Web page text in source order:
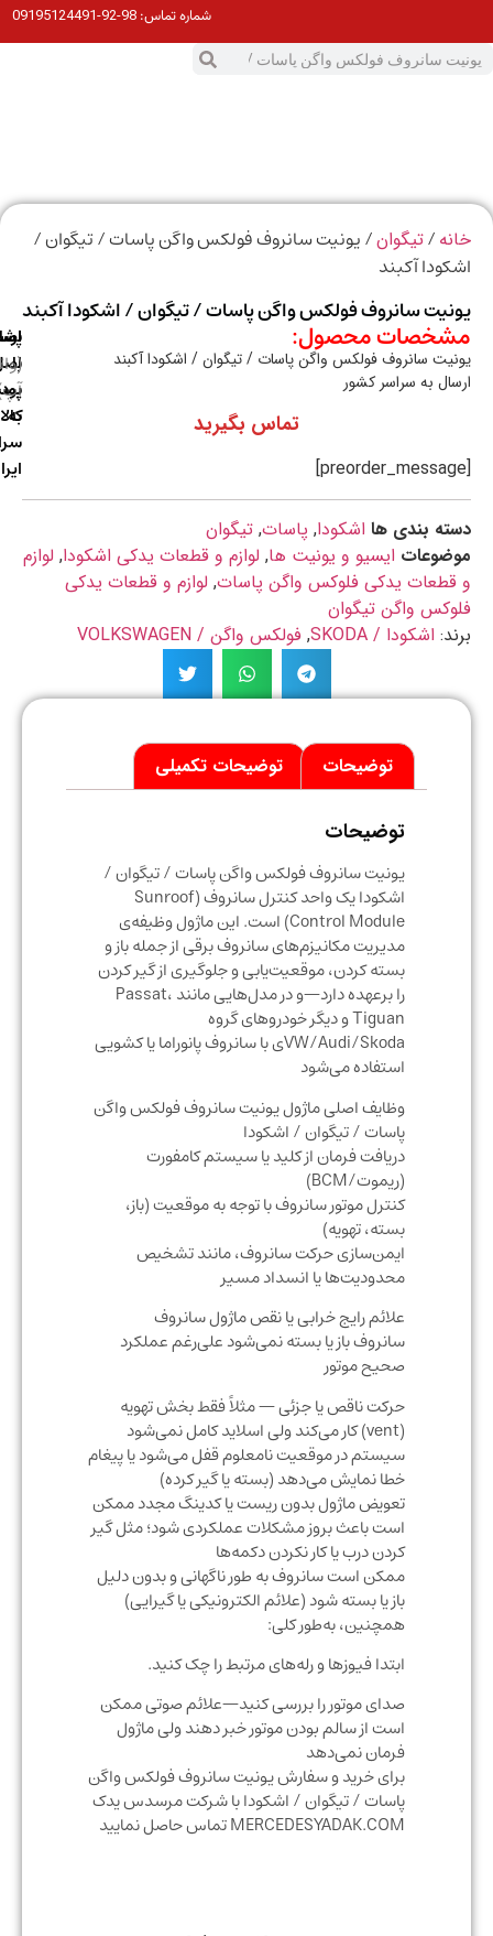
شماره تماس:98-92-09195124491
/تیگوان/ یونیت سانروف فولکس واگن پاسات / تیگوان /
آکبند
سانروف فولکس واگن پاسات / تیگوان / اشکودا آکبند
محصول:
سانروف فولکس واگن پاسات / تیگوان / اشکودا آکبند
به سراسر کشور
تماس بگیرید
بندی ها اشکودا,پاسات,تیگوان
ایسیو و یونیت ها,لوازم و قطعات یدکی اشکودا,لوازم
یدکی فلوکس واگن پاسات,لوازم و قطعات یدکی
واگن تیگوان
اشکودا / SKODA ,فولکس واگن / VOLKSWAGEN
سراسر
اصالت
پشتیبانی
(واتس
توضیحات توضیحات تکمیلی
توضیحات
یونیت سانروف فولکس واگن پاسات / تیگوان /
اشکودا یک واحد کنترل سانروف (Sunroof
Control Module) است. این ماژول وظیفه‌ی
مدیریت مکانیزم‌های سانروف برقی از جمله باز و
بسته کردن، موقعیت‌یابی و جلوگیری از گیر کردن
را برعهده دارد—و در مدل‌هایی مانند Passat،
Tiguan و دیگر خودروهای گروه
VW/Audi/Skoda‌ی با سانروف پانوراما یا کشویی
استفاده می‌شود
وظایف اصلی ماژول یونیت سانروف فولکس واگن
پاسات / تیگوان / اشکودا
دریافت فرمان از کلید یا سیستم کامفورت
(ریموت/BCM)
کنترل موتور سانروف با توجه به موقعیت (باز،
بسته، تهویه)
ایمن‌سازی حرکت سانروف، مانند تشخیص
محدودیت‌ها یا انسداد مسیر
علائم رایج خرابی یا نقص ماژول سانروف
سانروف باز یا بسته نمی‌شود علی‌رغم عملکرد
صحیح موتور
حرکت ناقص یا جزئی — مثلاً فقط بخش تهویه
سیستم در موقعیت نامعلوم قفل می‌شود یا پیغام
خطا نمایش می‌دهد (بسته یا گیر کرده)
تعویض ماژول بدون ریست یا کدینگ مجدد ممکن
است باعث بروز مشکلات عملکردی شود؛ مثل گیر
کردن درب یا کار نکردن دکمه‌ها
ممکن است سانروف به طور ناگهانی و بدون دلیل
باز یا بسته شود (علائم الکترونیکی یا گیرایی)
همچنین، به‌طور کلی:
ابتدا فیوزها و رله‌های مرتبط را چک کنید.
صدای موتور را بررسی کنید—علائم صوتی ممکن
است از سالم بودن موتور خبر دهند ولی ماژول
فرمان نمی‌دهد
برای خرید و سفارش یونیت سانروف فولکس واگن
پاسات / تیگوان / اشکودا با شرکت مرسدس یدک
MERCEDESYADAK.COM تماس حاصل نمایید